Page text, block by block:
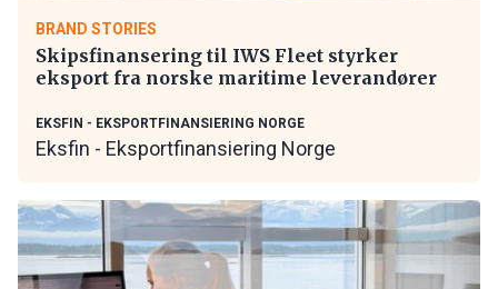
BRAND STORIES
Skipsfinansering til IWS Fleet styrker
eksport fra norske maritime leverandører
EKSFIN - EKSPORTFINANSIERING NORGE
Eksfin - Eksportfinansiering Norge